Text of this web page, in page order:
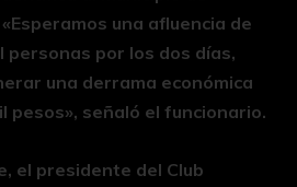
una afluencia de
personas por los dos días,
una derrama económica
pesos», señaló el funcionario.
el presidente del Club